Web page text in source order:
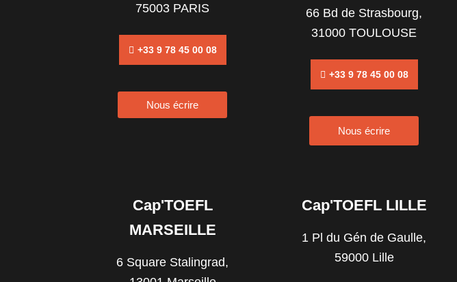
75003 PARIS
+33 9 78 45 00 08
Nous écrire
66 Bd de Strasbourg,
31000 TOULOUSE
+33 9 78 45 00 08
Nous écrire
Cap'TOEFL
MARSEILLE
6 Square Stalingrad,
Cap'TOEFL LILLE
1 Pl du Gén de Gaulle,
59000 Lille